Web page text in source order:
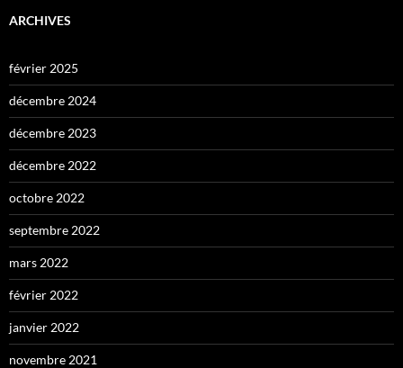
ARCHIVES
février 2025
décembre 2024
décembre 2023
décembre 2022
octobre 2022
septembre 2022
mars 2022
février 2022
janvier 2022
novembre 2021